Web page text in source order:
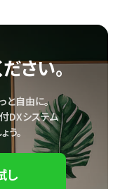
さい。
と自由に。
DXシステム
う。
し